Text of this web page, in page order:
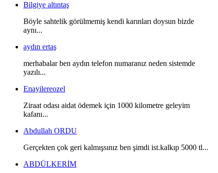
Bilgiye altıntaş
Böyle sahtelik görülmemiş kendi karınları doysun bizde
aynı...
aydın ertaş
merhabalar ben aydın telefon numaranız neden sistemde
yazılı...
Enayilereozel
Ziraat odası aidat ödemek için 1000 kilometre geleyim
kafanı...
Abdullah ORDU
Gerçekten çok geri kalmışsınız ben şimdi ist.kalkıp 5000 tl...
ABDÜLKERİM